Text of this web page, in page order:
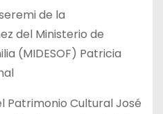
de la
del Ministerio de
(MIDESOF) Patricia
Patrimonio Cultural José